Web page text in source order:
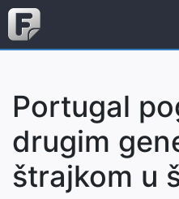
Portugal
drugim
štrajkom u